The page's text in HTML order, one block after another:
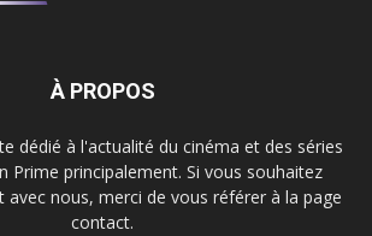
À PROPOS
dédié à l'actualité du cinéma et des séries
Prime principalement. Si vous souhaitez
nous, merci de vous référer à la page
contact.